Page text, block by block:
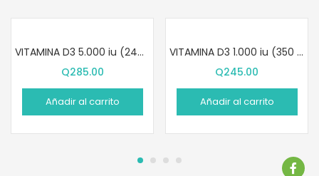
VITAMINA D3 5.000 iu (240 SOFTGELS)
Q285.00
Añadir al carrito
VITAMINA D3 1.000 iu (350 SOFTGELS)
Q245.00
Añadir al carrito